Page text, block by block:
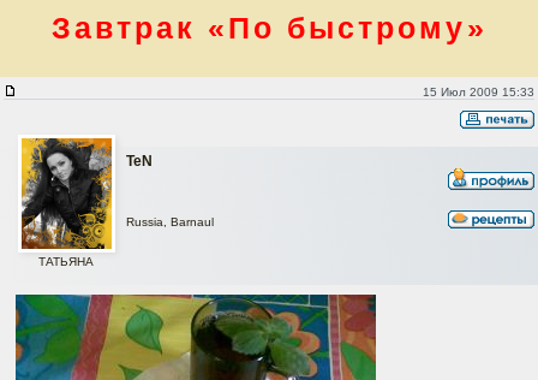
Завтрак «По быстрому»
15 Июл 2009 15:33
TeN
ТАТЬЯНА
Russia, Barnaul